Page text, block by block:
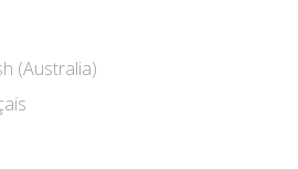
(Australia)